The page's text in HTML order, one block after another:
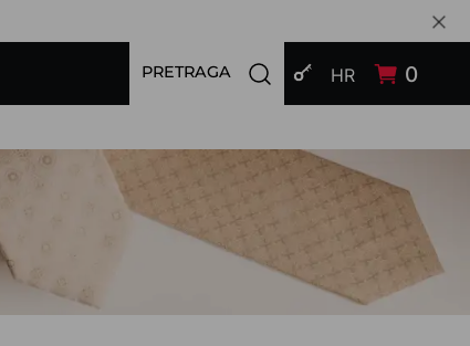
PRIJAVI SE
HR 0
PRETRAGA Open search modal